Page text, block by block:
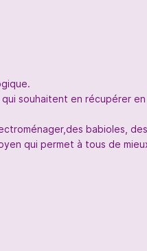
souhaitent en récupérer
babioles,
qui permet à tous de